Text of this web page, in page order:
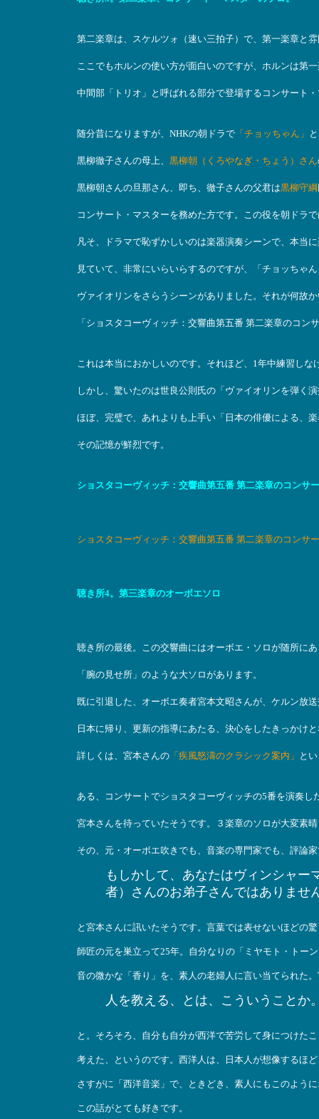
第二楽章は、スケルツォ（速い三拍子）で、第一楽章と
ここでもホルンの使い方が面白いのですが、ホルンは第
中間部「トリオ」と呼ばれる部分で登場するコンサート
随分昔になりますが、NHKの朝ドラで「チョッちゃん」
黒柳徹子さんの母上、 黒柳朝（くろやなぎ・ちょう）さん
黒柳朝さんの旦那さん、即ち、徹子さんの父君は黒柳守綱
コンサート・マスターを務めた方です。この役を朝ドラ
凡そ、ドラマで恥ずかしいのは楽器演奏シーンで、本当
見ていて、非常にいらいらするのですが、「チョッちゃ
ヴァイオリンをさらうシーンがありました。それが何故
「ショスタコーヴィッチ：交響曲第五番 第二楽章のコン
これは本当におかしいのです。それほど、1年中練習し
しかし、驚いたのは世良公則氏の「ヴァイオリンを弾く
ほぼ、完璧で、あれよりも上手い「日本の俳優による、
その記憶が鮮烈です。
ショスタコーヴィッチ：交響曲第五番 第二楽章のコンサ
ショスタコーヴィッチ：交響曲第五番 第二楽章のコンサ
聴き所4。第三楽章のオーボエソロ
聴き所の最後。この交響曲にはオーボエ・ソロが随所に
「腕の見せ所」のような大ソロがあります。
既に引退した、オーボエ奏者宮本文昭さんが、ケルン放
日本に帰り、更新の指導にあたる、決心をしたきっかけ
詳しくは、宮本さんの「疾風怒濤のクラシック案内」 と
ある、コンサートでショスタコーヴィッチの5番を演奏
宮本さんを待っていたそうです。３楽章のソロが大変素
その、元・オーボエ吹きでも、音楽の専門家でも、評論
もしかして、あなたはヴィンシャー
者）さんのお弟子さんではありませ
と宮本さんに訊いたそうです。言葉では表せないほどの
師匠の元を巣立って25年。自分なりの「ミヤモト・トー
音の微かな「香り」を、素人の老婦人に言い当てられた
人を教える、とは、こういうことか
と。そろそろ、自分も自分が西洋で苦労して身につけた
考えた、というのです。西洋人は、日本人が想像するほ
さすがに「西洋音楽」で、ときどき、素人にもこのよう
この話がとても好きです。